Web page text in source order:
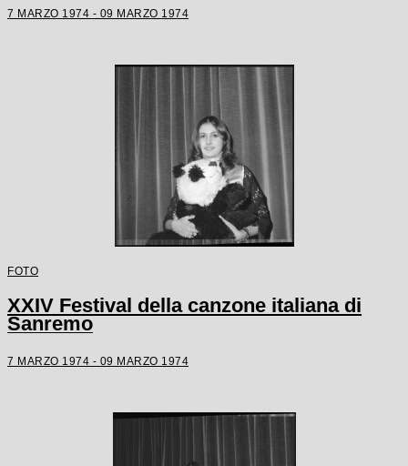
7 MARZO 1974 - 09 MARZO 1974
FOTO
XXIV Festival della canzone italiana di
Sanremo
7 MARZO 1974 - 09 MARZO 1974